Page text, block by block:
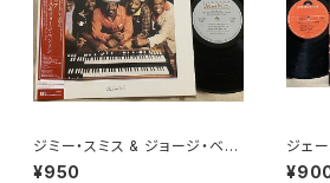
ジミー・スミス & ジョージ・ベン
ソン / オフ・ザ・トップ
¥950
ジェ
クト・